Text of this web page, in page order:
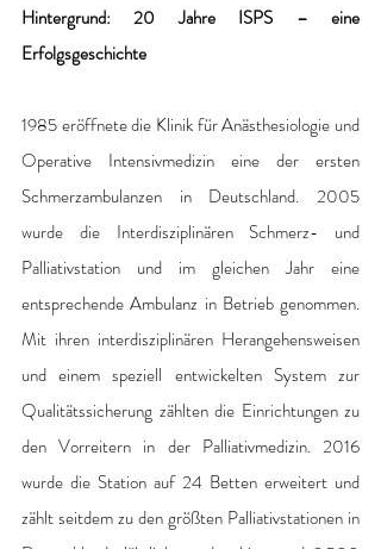
Hintergrund: 20 Jahre ISPS – eine
Erfolgsgeschichte
1985 eröffnete die Klinik für Anästhesiologie und
Operative Intensivmedizin eine der ersten
Schmerzambulanzen in Deutschland. 2005
wurde die Interdisziplinären Schmerz- und
Palliativstation und im gleichen Jahr eine
entsprechende Ambulanz in Betrieb genommen.
Mit ihren interdisziplinären Herangehensweisen
und einem speziell entwickelten System zur
Qualitätssicherung zählten die Einrichtungen zu
den Vorreitern in der Palliativmedizin. 2016
wurde die Station auf 24 Betten erweitert und
zählt seitdem zu den größten Palliativstationen in